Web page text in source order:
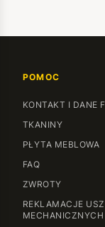
POMOC
KONTAKT I DANE
TKANINY
PŁYTA MEBLOWA
FAQ
ZWROTY
REKLAMACJE
MECHANICZNYCH